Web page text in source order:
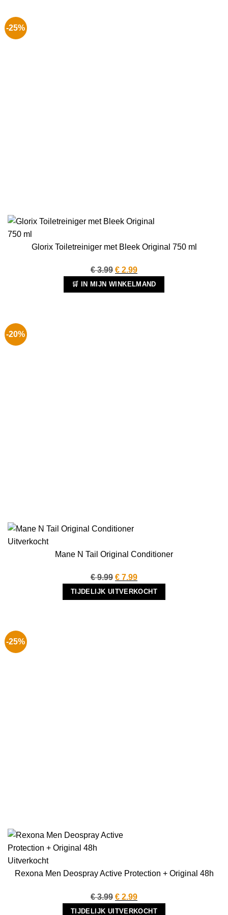
-25%
Glorix Toiletreiniger met Bleek Original 750 ml
€3.99 Oorspronkelijke
prijs
was:
€ 2.99Huidige
prijs
is:
🛒 IN MIJN WINKELMAND
-20%
Uitverkocht
Mane N Tail Original Conditioner
€9.99 Oorspronkelijke
prijs
was:
€ 7.99Huidige
prijs
is:
TIJDELIJK UITVERKOCHT
-25%
Uitverkocht
Rexona Men Deospray Active Protection + Original 48h
€3.99 Oorspronkelijke
prijs
€ 2.99Huidige
prijs
TIJDELIJK UITVERKOCHT